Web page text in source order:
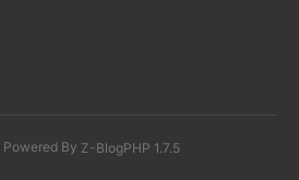
Powered By Z-BlogPHP 1.7.5